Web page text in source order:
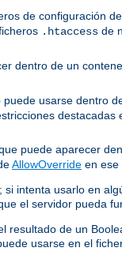
de configuración
.htaccess de
dentro de un
usarse dentro
destacadas
puede aparecer
AllowOverride en ese
intenta usarlo en
el servidor pueda
resultado de un
usarse en el